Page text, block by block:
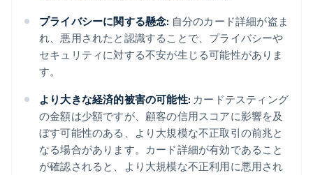
プライバシーに関する懸念: 自分のカード詳細が盗ま
れ、悪用されたと認識することで、プライバシーや
セキュリティに対する不安が生じる可能性がありま
す。
より大きな経済的被害の可能性: カードテスティング
の金額は少額ですが、顧客の信用スコアに影響を及
ぼす可能性のある、より大規模な不正取引の前兆と
なる場合があります。カード詳細が有効であること
が確認されると、より大規模な不正利用に悪用され